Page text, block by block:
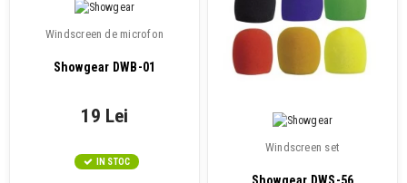
Windscreen de microfon
Showgear DWB-01
19 Lei
IN STOC
Windscreen set